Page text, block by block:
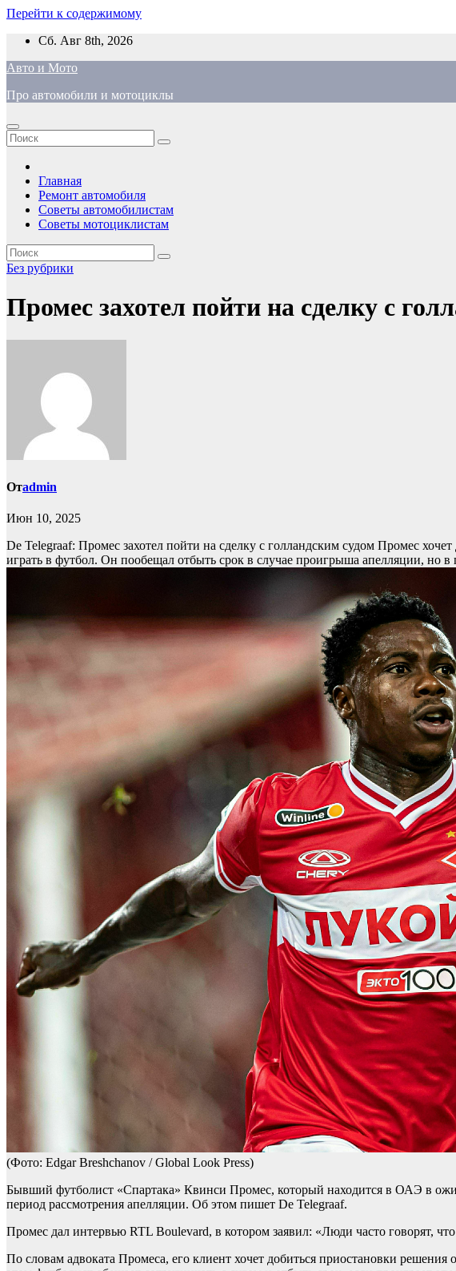
Перейти к содержимому
Сб. Авг 8th, 2026
Авто и Мото
Про автомобили и мотоциклы
Главная
Ремонт автомобиля
Советы автомобилистам
Советы мотоциклистам
Без рубрики
Промес захотел пойти на сделку с
Отadmin
Июн 10, 2025
De Telegraaf: Промес захотел пойти на сделку с голландским судом Промес хочет
играть в футбол. Он пообещал отбыть срок в случае проигрыша апелляции, но в
(Фото: Edgar Breshchanov / Global Look Press)
Бывший футболист «Спартака» Квинси Промес, который находится в ОАЭ в
период рассмотрения апелляции. Об этом пишет De Telegraaf.
Промес дал интервью RTL Boulevard, в котором заявил: «Люди часто говорят,
По словам адвоката Промеса, его клиент хочет добиться приостановки